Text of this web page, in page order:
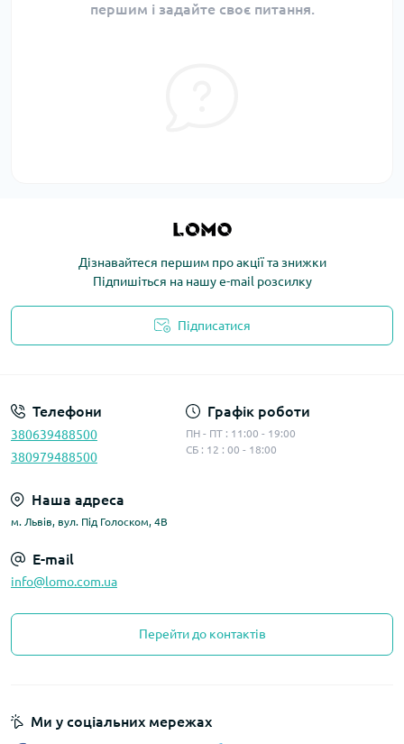
першим і задайте своє питання.
Дізнавайтеся першим про акції та знижки
Підпишіться на нашу e-mail розсилку
Підписатися
Телефони
380639488500
380979488500
Графік роботи
ПН - ПТ : 11:00 - 19:00
СБ : 12 : 00 - 18:00
Наша адреса
м. Львів, вул. Під Голоском, 4В
E-mail
info@lomo.com.ua
Перейти до контактів
Ми у соціальних мережах